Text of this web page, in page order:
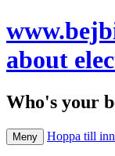
about
Who's your
Meny Hoppa till